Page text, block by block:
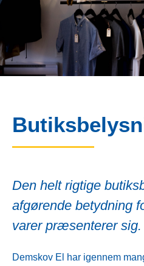
Den helt rigtige
afgørende betydning
varer præsenterer sig.
Demskov El har igennem